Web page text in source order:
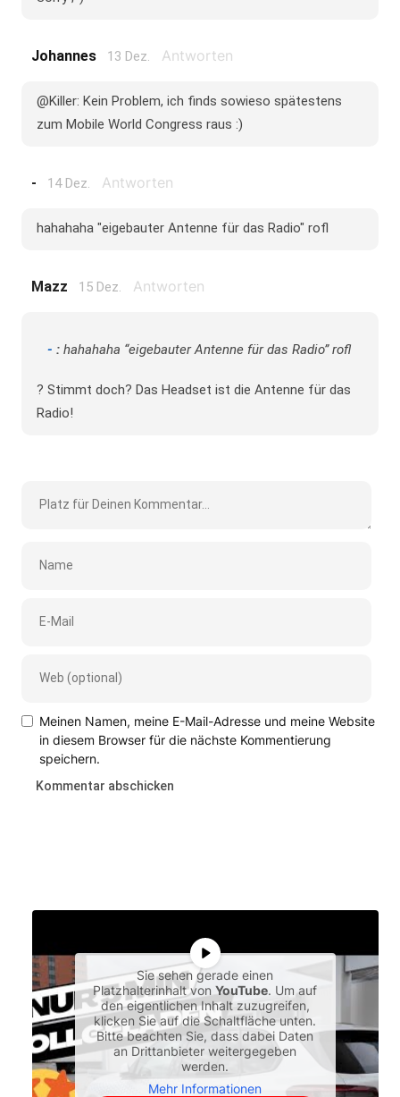
Johannes 13 Dez. Antworten
@Killer: Kein Problem, ich finds sowieso spätestens
zum Mobile World Congress raus :)
- 14 Dez. Antworten
hahahaha "eigebauter Antenne für das Radio" rofl
Mazz 15 Dez. Antworten
- :hahahaha “eigebauter Antenne für das Radio” rofl
? Stimmt doch? Das Headset ist die Antenne für das
Radio!
Meinen Namen, meine E-Mail-Adresse und meine Website
in diesem Browser für die nächste Kommentierung
speichern.
Sie sehen gerade einen
Platzhalterinhalt vonYouTube. Um auf
den eigentlichen Inhalt zuzugreifen,
klicken Sie auf die Schaltfläche unten.
Bitte beachten Sie, dass dabei Daten
an Drittanbieter weitergegeben
werden.
Mehr Informationen